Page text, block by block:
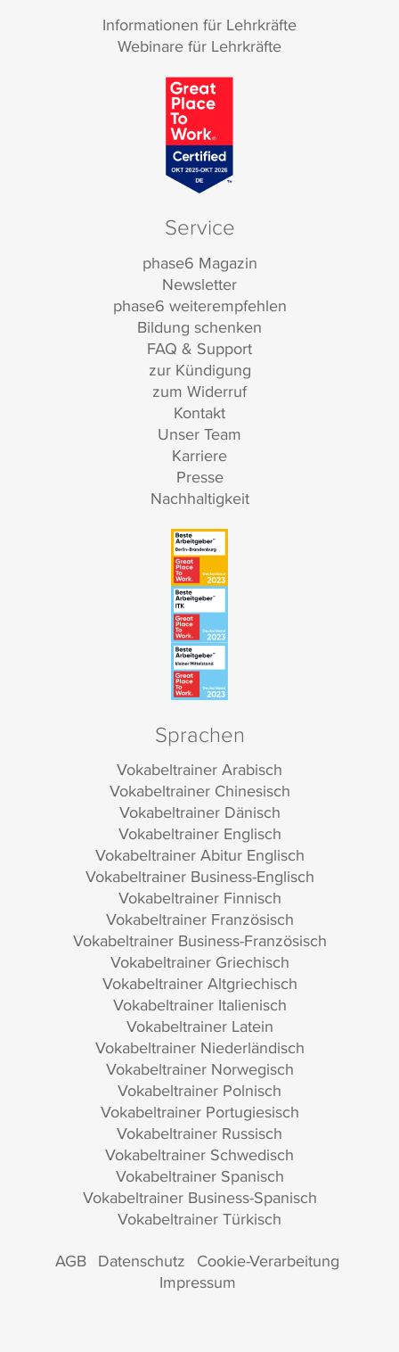
Informationen für Lehrkräfte
Webinare für Lehrkräfte
Service
phase6 Magazin
Newsletter
phase6 weiterempfehlen
Bildung schenken
FAQ & Support
zur Kündigung
zum Widerruf
Kontakt
Unser Team
Karriere
Presse
Nachhaltigkeit
Sprachen
Vokabeltrainer Arabisch
Vokabeltrainer Chinesisch
Vokabeltrainer Dänisch
Vokabeltrainer Englisch
Vokabeltrainer Abitur Englisch
Vokabeltrainer Business-Englisch
Vokabeltrainer Finnisch
Vokabeltrainer Französisch
Vokabeltrainer Business-Französisch
Vokabeltrainer Griechisch
Vokabeltrainer Altgriechisch
Vokabeltrainer Italienisch
Vokabeltrainer Latein
Vokabeltrainer Niederländisch
Vokabeltrainer Norwegisch
Vokabeltrainer Polnisch
Vokabeltrainer Portugiesisch
Vokabeltrainer Russisch
Vokabeltrainer Schwedisch
Vokabeltrainer Spanisch
Vokabeltrainer Business-Spanisch
Vokabeltrainer Türkisch
AGB Datenschutz Cookie-Verarbeitung
Impressum